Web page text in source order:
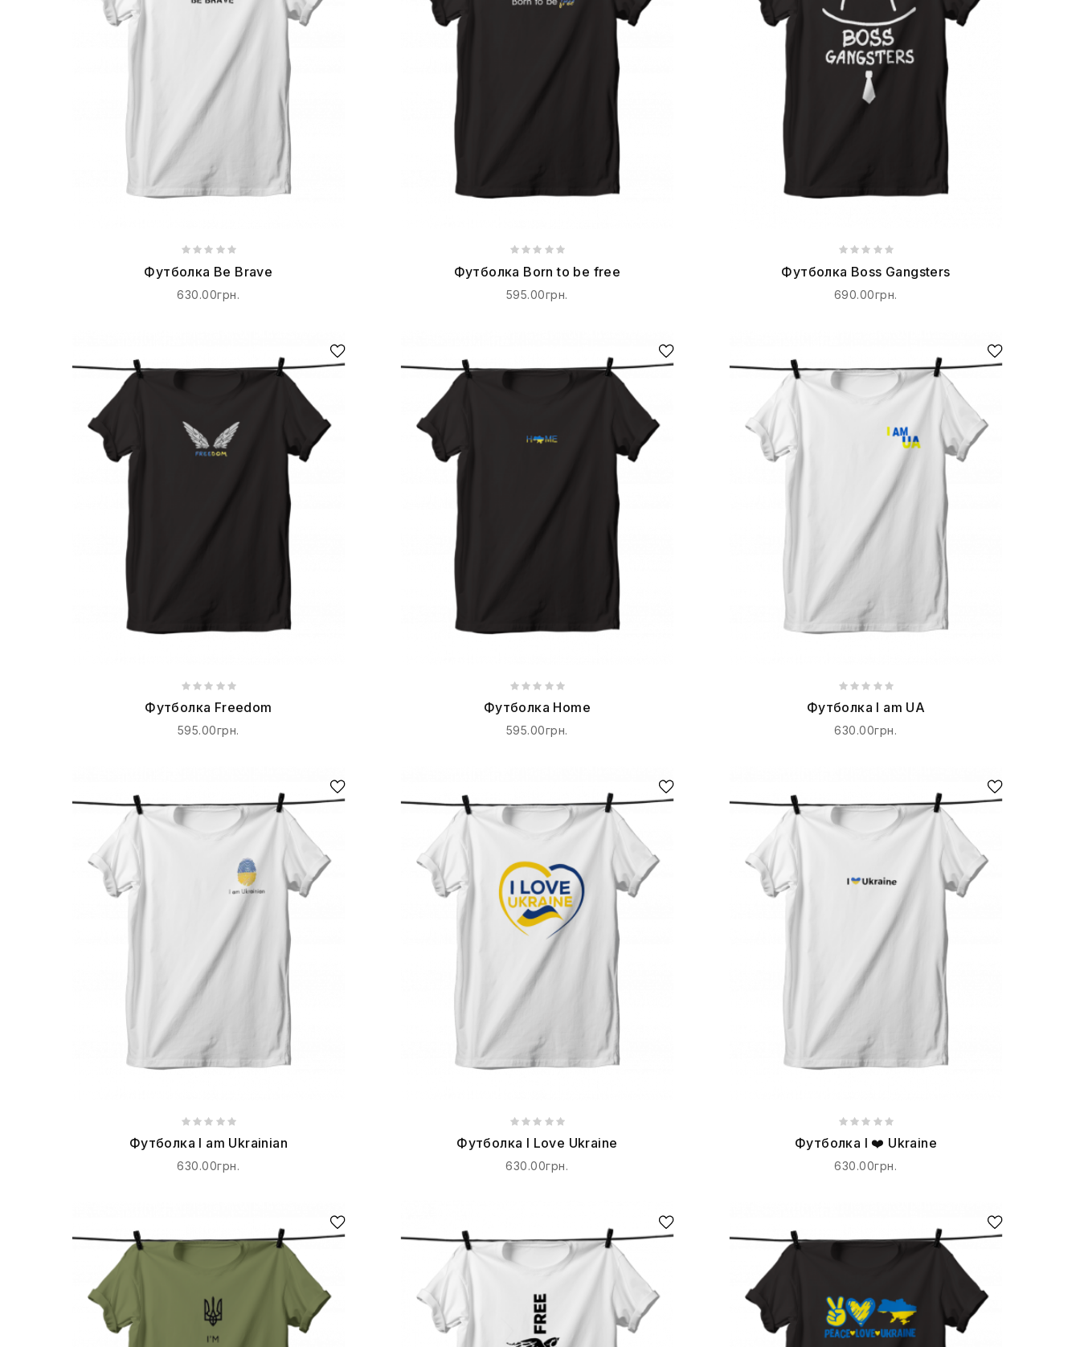
Футболка Be Brave
630.00грн.
Футболка Born to be free
595.00грн.
Футболка Boss Gangsters
690.00грн.
Футболка Freedom
595.00грн.
Футболка Home
595.00грн.
Футболка I am UA
630.00грн.
Футболка I am Ukrainian
630.00грн.
Футболка I Love Ukraine
630.00грн.
Футболка I ❤️ Ukraine
630.00грн.